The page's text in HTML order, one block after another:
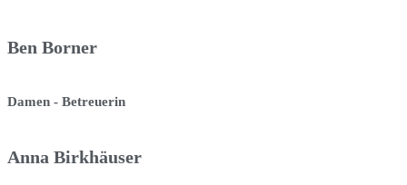
Ben Borner
Damen - Betreuerin
Anna Birkhäuser